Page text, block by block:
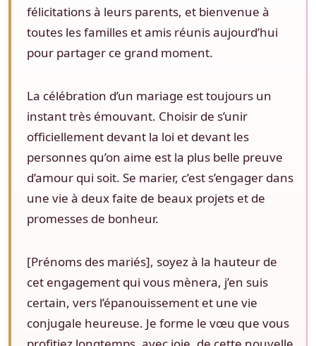
félicitations à leurs parents, et bienvenue à
toutes les familles et amis réunis aujourd’hui
pour partager ce grand moment.
La célébration d’un mariage est toujours un
instant très émouvant. Choisir de s’unir
officiellement devant la loi et devant les
personnes qu’on aime est la plus belle preuve
d’amour qui soit. Se marier, c’est s’engager dans
une vie à deux faite de beaux projets et de
promesses de bonheur.
[Prénoms des mariés], soyez à la hauteur de
cet engagement qui vous mènera, j’en suis
certain, vers l’épanouissement et une vie
conjugale heureuse. Je forme le vœu que vous